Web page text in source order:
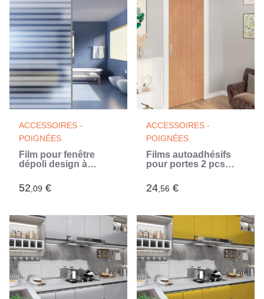
ACCESSOIRES -
POIGNÉES
Film pour fenêtre
dépoli design à
(Blanc)
52,09 €
ACCESSOIRES -
POIGNÉES
Films autoadhésifs
pour portes 2 pcs
PVC
24,56 €